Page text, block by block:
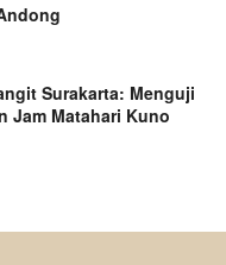
Surakarta: Menguji
Jam Matahari Kuno